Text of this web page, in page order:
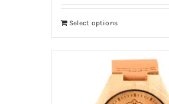
Select options